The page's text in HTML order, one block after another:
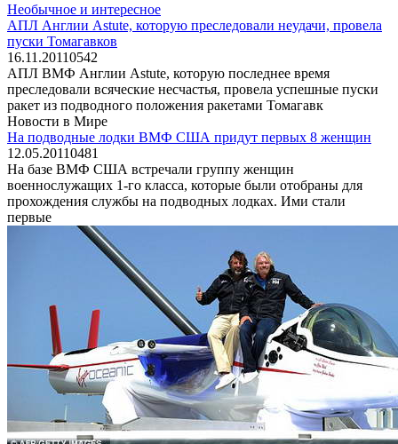
Необычное и интересное
АПЛ Англии Astute, которую преследовали неудачи, провела
пуски Томагавков
16.11.20110542
АПЛ ВМФ Англии Astute, которую последнее время
преследовали всяческие несчастья, провела успешные пуски
ракет из подводного положения ракетами Томагавк
Новости в Мире
На подводные лодки ВМФ США придут первых 8 женщин
12.05.20110481
На базе ВМФ США встречали группу женщин
военнослужащих 1-го класса, которые были отобраны для
прохождения службы на подводных лодках. Ими стали
первые